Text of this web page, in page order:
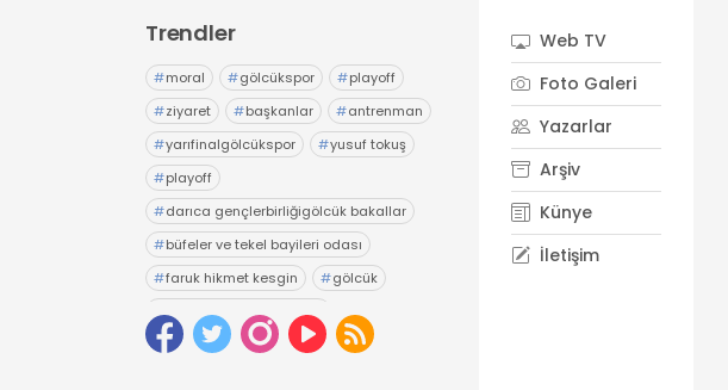
Trendler
#moral #gölcükspor #playoff
#ziyaret #başkanlar #antrenman
#yarıfinalgölcükspor #yusuf tokuş
#playoff
#darıca gençlerbirliğigölcük bakallar
#büfeler ve tekel bayileri odası
#faruk hikmet kesgin #gölcük
#gölcük belediyesiesnaf
# tuncay yıldız # seçim
Web TV
Foto Galeri
Yazarlar
Arşiv
Künye
İletişim